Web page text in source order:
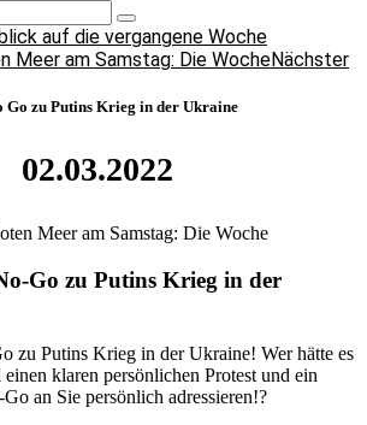
auf die vergangene Woche
Meer am Samstag: Die WocheNächster
Go zu Putins Krieg in der Ukraine
02.03.2022
Go zu Putins Krieg in der
zu Putins Krieg in der Ukraine! Wer hätte es
klaren persönlichen Protest und ein
an Sie persönlich adressieren!?